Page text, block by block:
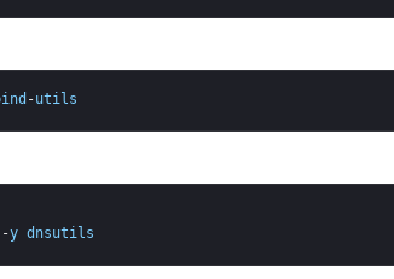
-utils
-y dnsutils